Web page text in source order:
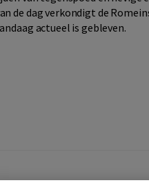
de dag verkondigt de
actueel is gebleven.